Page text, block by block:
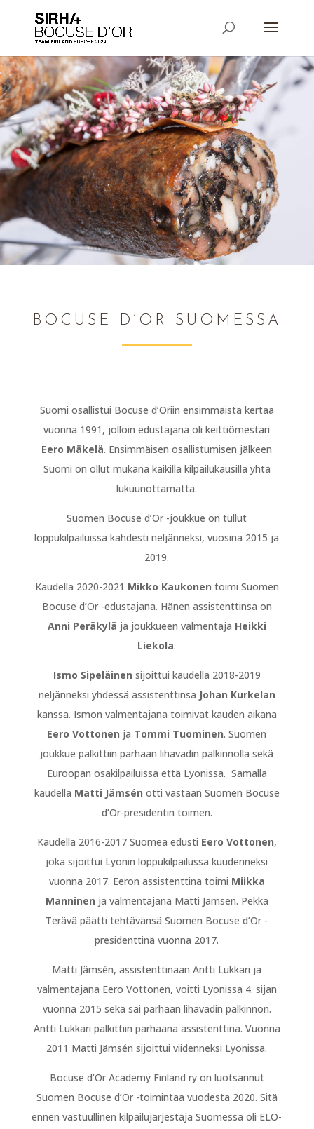
BOCUSE D’OR SUOMESSA
Suomi osallistui Bocuse d’Oriin ensimmäistä kertaa
vuonna 1991, jolloin edustajana oli keittiömestari
Eero Mäkelä. Ensimmäisen osallistumisen jälkeen
Suomi on ollut mukana kaikilla kilpailukausilla yhtä
lukuunottamatta.
Suomen Bocuse d’Or -joukkue on tullut
loppukilpailuissa kahdesti neljänneksi, vuosina 2015 ja
2019.
Kaudella 2020-2021 Mikko Kaukonen toimi Suomen
Bocuse d’Or -edustajana. Hänen assistenttinsa on
Anni Peräkylä ja joukkueen valmentaja Heikki
Liekola.
Ismo Sipeläinen sijoittui kaudella 2018-2019
neljänneksi yhdessä assistenttinsa Johan Kurkelan
kanssa. Ismon valmentajana toimivat kauden aikana
Eero Vottonen ja Tommi Tuominen. Suomen
joukkue palkittiin parhaan lihavadin palkinnolla sekä
Euroopan osakilpailuissa että Lyonissa. Samalla
kaudella Matti Jämsén otti vastaan Suomen Bocuse
d’Or-presidentin toimen.
Kaudella 2016-2017 Suomea edusti Eero Vottonen,
joka sijoittui Lyonin loppukilpailussa kuudenneksi
vuonna 2017. Eeron assistenttina toimi Miikka
Manninen ja valmentajana Matti Jämsen. Pekka
Terävä päätti tehtävänsä Suomen Bocuse d’Or -
presidenttinä vuonna 2017.
Matti Jämsén, assistenttinaan Antti Lukkari ja
valmentajana Eero Vottonen, voitti Lyonissa 4. sijan
vuonna 2015 sekä sai parhaan lihavadin palkinnon.
Antti Lukkari palkittiin parhaana assistenttina. Vuonna
2011 Matti Jämsén sijoittui viidenneksi Lyonissa.
Bocuse d’Or Academy Finland ry on luotsannut
Suomen Bocuse d’Or -toimintaa vuodesta 2020. Sitä
ennen vastuullinen kilpailujärjestäjä Suomessa oli ELO-